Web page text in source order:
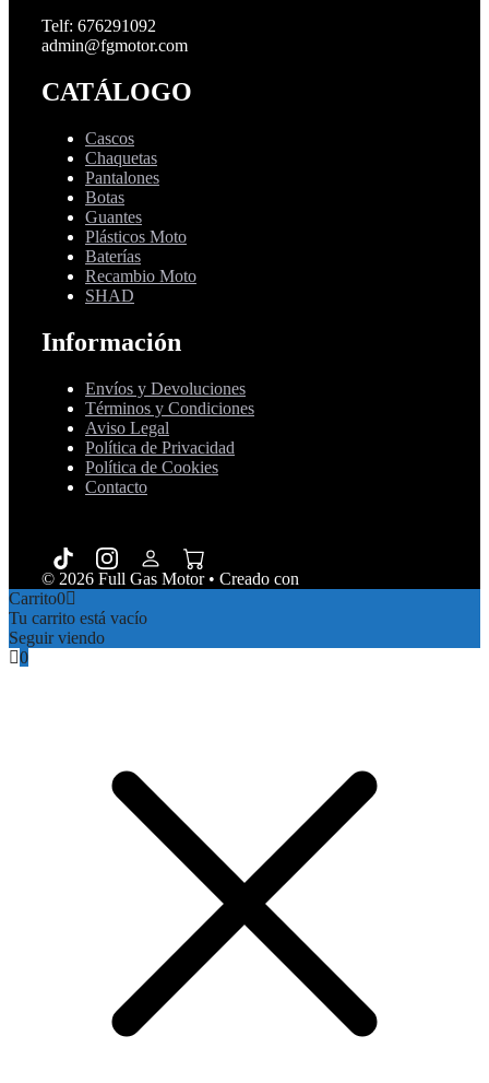
Telf: 676291092
admin@fgmotor.com
CATÁLOGO
Cascos
Chaquetas
Pantalones
Botas
Guantes
Plásticos Moto
Baterías
Recambio Moto
SHAD
Información
Envíos y Devoluciones
Términos y Condiciones
Aviso Legal
Política de Privacidad
Política de Cookies
Contacto
© 2026 Full Gas Motor• Creado con
Carrito0
Tu carrito está vacío
Seguir viendo
0